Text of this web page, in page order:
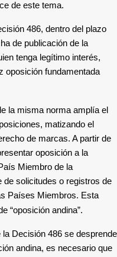
de este tema.
486, dentro del plazo
de publicación de la
tenga legítimo interés,
oposición fundamentada
la misma norma amplía el
matizando el
de marcas. A partir de
oposición a la
Miembro de la
de solicitudes o registros de
Países Miembros. Esta
“oposición andina”.
Decisión 486 se desprende
andina, es necesario que